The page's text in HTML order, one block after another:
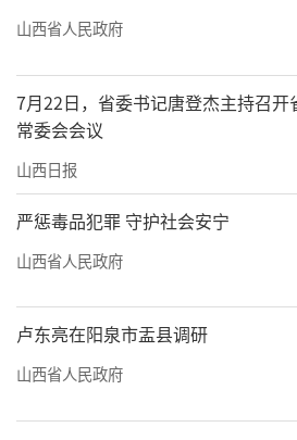
面开展了文旅领域2024年至
目摸排工作，分类别建立设
库。目前我省已初步建立了
点项目清单，设备更新项目
项目前期工作，为符合条件
报超长期特别国债打好基础。
强化协同，健全实施机
式，抓紧完善了我省文旅领
作机制，明确部门职责，强
省直部门做好与国家和我省
山西省人民政府
7月22日，省委书记唐登杰主持召开
常委会会议
山西日报
严惩毒品犯罪 守护社会安宁
山西省人民政府
卢东亮在阳泉市盂县调研
山西省人民政府